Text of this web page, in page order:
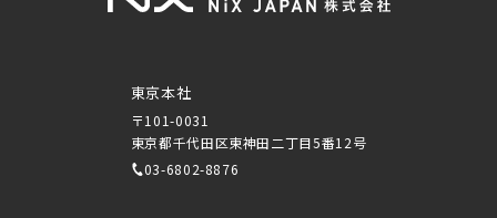
東京本社
〒101-0031
東京都千代田区東神田二丁目5番12号
03-6802-8876